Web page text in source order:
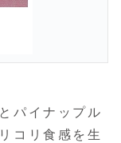
パイナップル
コリ食感を生